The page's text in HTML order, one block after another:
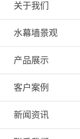
关于我们
水幕墙景观
产品展示
客户案例
新闻资讯